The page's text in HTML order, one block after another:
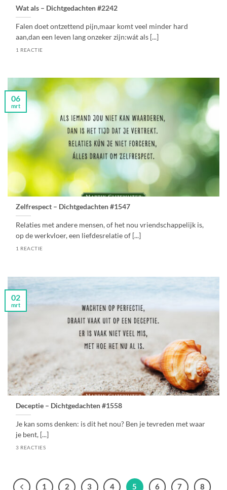
Wat als – Dichtgedachten #2242
Falen doet ontzettend pijn,maar komt veel minder hard
aan,dan een leven lang onzeker zijn:wát als [...]
1 REACTIE
Zelfrespect – Dichtgedachten #1547
Relaties met andere mensen, of het nou vriendschappelijk is,
op de werkvloer, een liefdesrelatie of [...]
1 REACTIE
06
mrt
Deceptie – Dichtgedachten #1558
Je kan soms denken: is dit het nou? Ben je tevreden met waar
je bent, [...]
3 REACTIES
02
mrt
1 2 3 4 5 6 7
8